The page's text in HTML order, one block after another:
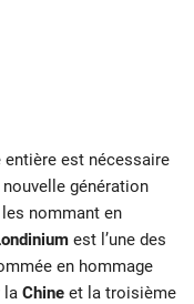
entière est nécessaire
nouvelle génération
nommant en
est l’une des
en hommage
la Chine et la troisième